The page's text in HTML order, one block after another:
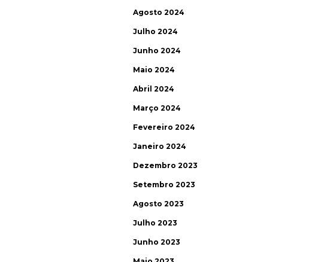
Agosto 2024
Julho 2024
Junho 2024
Maio 2024
Abril 2024
Março 2024
Fevereiro 2024
Janeiro 2024
Dezembro 2023
Setembro 2023
Agosto 2023
Julho 2023
Junho 2023